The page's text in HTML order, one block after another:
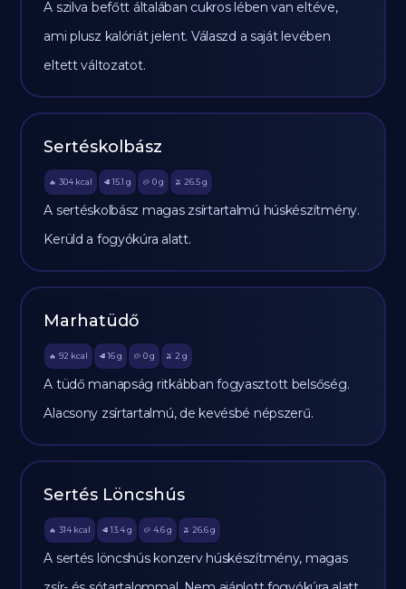
A szilva befőtt általában cukros lében van eltéve,
ami plusz kalóriát jelent. Válaszd a saját levében
eltett változatot.
Sertéskolbász
🔥 304 kcal 🥩 15.1 g 🥔 0g 🫒 26.5 g
A sertéskolbász magas zsírtartalmú húskészítmény.
Kerüld a fogyókúra alatt.
Marhatüdő
🔥 92 kcal 🥩 16 g 🥔 0g 🫒 2 g
A tüdő manapság ritkábban fogyasztott belsőség.
Alacsony zsírtartalmú, de kevésbé népszerű.
Sertés Löncshús
🔥 314 kcal 🥩 13.4 g 🥔 4.6g 🫒 26.6 g
A sertés löncshús konzerv húskészítmény, magas